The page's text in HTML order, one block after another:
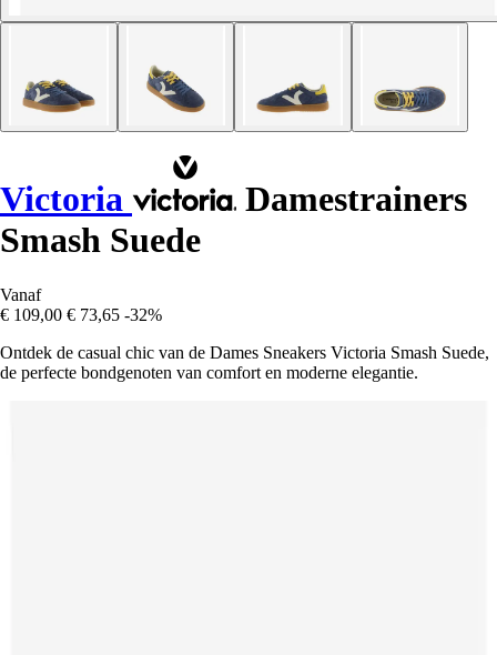
Victoria
Damestrainers
Smash Suede
Vanaf
€ 109,00 € 73,65 -32%
Ontdek de casual chic van de Dames Sneakers Victoria Smash Suede,
de perfecte bondgenoten van comfort en moderne elegantie.